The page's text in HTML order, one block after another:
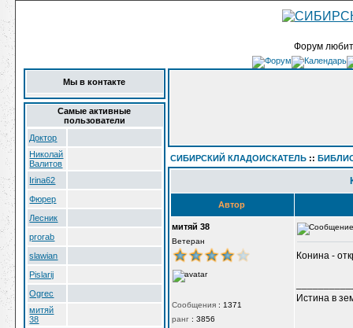
Форум
Мы в контакте
Самые активные
пользователи
Доктор
Николай
Валитов
Irina62
Фюрер
Лесник
prorab
slawian
Pislarij
Ogrec
митяй
38
СИБИРСКИЙ КЛАДОИСКАТЕЛЬ ::
Автор
митяй 38
Ветеран
Сообщения : 1371
ранг : 3856
Конина -
Истина в